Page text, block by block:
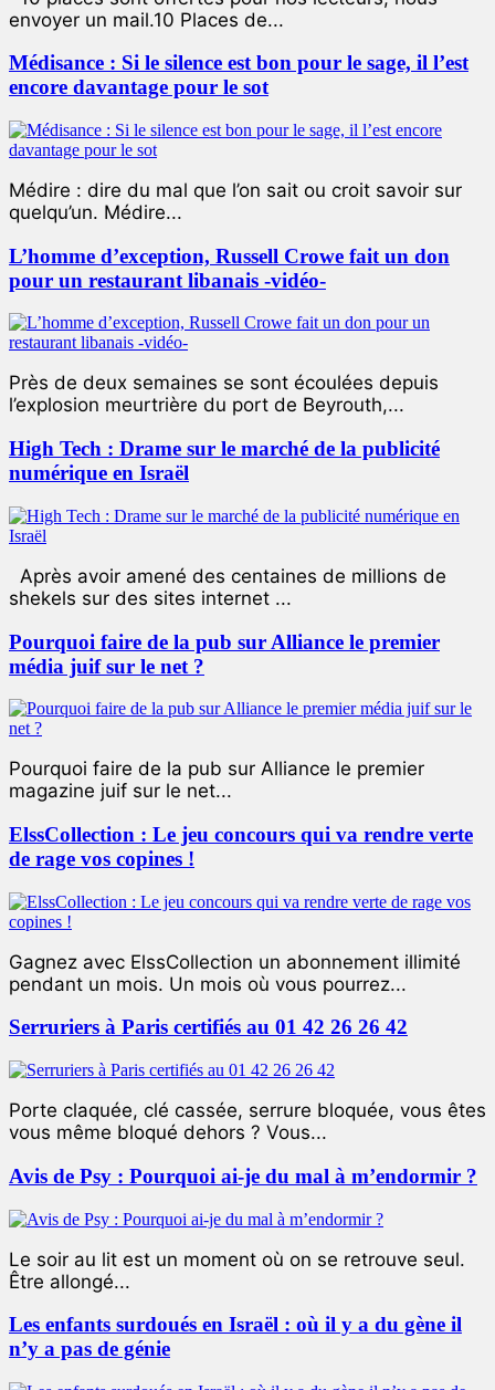
envoyer un mail.10 Places de...
Médisance : Si le silence est bon pour le sage, il l’est
encore davantage pour le sot
Médire : dire du mal que l’on sait ou croit savoir sur
quelqu’un. Médire...
L’homme d’exception, Russell Crowe fait un don
pour un restaurant libanais -vidéo-
Près de deux semaines se sont écoulées depuis
l’explosion meurtrière du port de Beyrouth,...
High Tech : Drame sur le marché de la publicité
numérique en Israël
Après avoir amené des centaines de millions de
shekels sur des sites internet ...
Pourquoi faire de la pub sur Alliance le premier
média juif sur le net ?
Pourquoi faire de la pub sur Alliance le premier
magazine juif sur le net...
ElssCollection : Le jeu concours qui va rendre verte
de rage vos copines !
Gagnez avec ElssCollection un abonnement illimité
pendant un mois. Un mois où vous pourrez...
Serruriers à Paris certifiés au 01 42 26 26 42
Porte claquée, clé cassée, serrure bloquée, vous êtes
vous même bloqué dehors ? Vous...
Avis de Psy : Pourquoi ai-je du mal à m’endormir ?
Le soir au lit est un moment où on se retrouve seul.
Être allongé...
Les enfants surdoués en Israël : où il y a du gène il
n’y a pas de génie